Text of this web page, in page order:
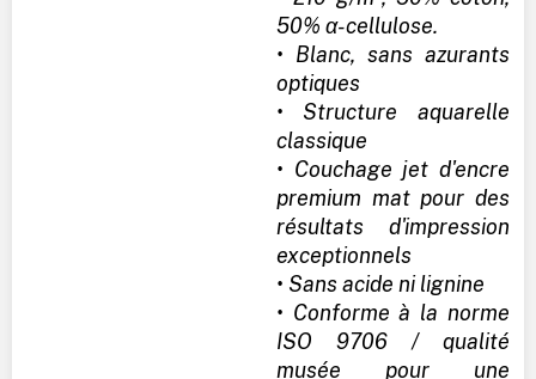
50% α-cellulose.
• Blanc, sans azurants
optiques
• Structure aquarelle
classique
• Couchage jet d'encre
premium mat pour des
résultats d'impression
exceptionnels
• Sans acide ni lignine
• Conforme à la norme
ISO 9706 / qualité
musée pour une